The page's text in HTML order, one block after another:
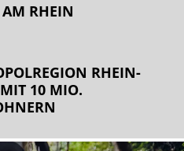
AM RHEIN
RHEIN-
10 MIO.